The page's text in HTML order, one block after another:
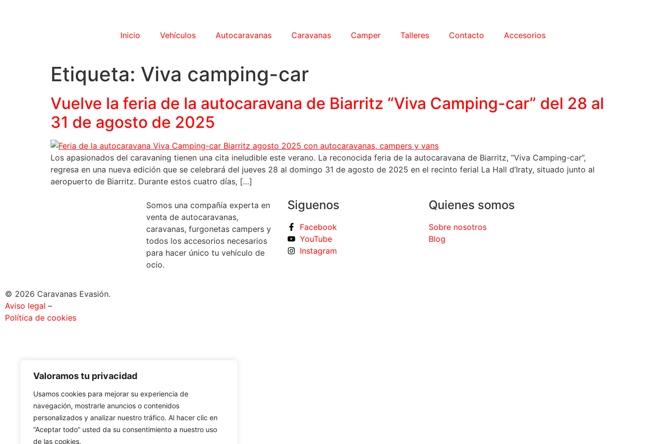
Valoramos tu privacidad
Usamos cookies para mejorar su experiencia de
navegación, mostrarle anuncios o contenidos
personalizados y analizar nuestro tráfico. Al hacer clic en
“Aceptar todo” usted da su consentimiento a nuestro uso
de las cookies.
Inicio Vehículos Autocaravanas Caravanas Camper Talleres Contacto Accesorios
Etiqueta: Viva camping-car
Vuelve la feria de la autocaravana de Biarritz “Viva Camping-car” del 28 al
31 de agosto de 2025
Los apasionados del caravaning tienen una cita ineludible este verano. La reconocida feria de la autocaravana de Biarritz, “Viva Camping-car”,
regresa en una nueva edición que se celebrará del jueves 28 al domingo 31 de agosto de 2025 en el recinto ferial La Hall d’Iraty, situado junto al
aeropuerto de Biarritz. Durante estos cuatro días, […]
Somos una compañía experta en
venta de autocaravanas,
caravanas, furgonetas campers y
todos los accesorios necesarios
para hacer único tu vehículo de
ocio.
Siguenos
Facebook
YouTube
Instagram
Quienes somos
Sobre nosotros
Blog
© 2026 Caravanas Evasión.
Aviso legal –
Política de cookies